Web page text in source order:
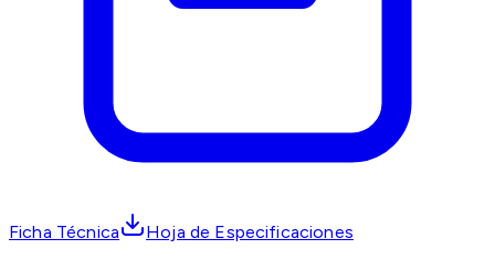
Ficha Técnica Hoja de Especificaciones